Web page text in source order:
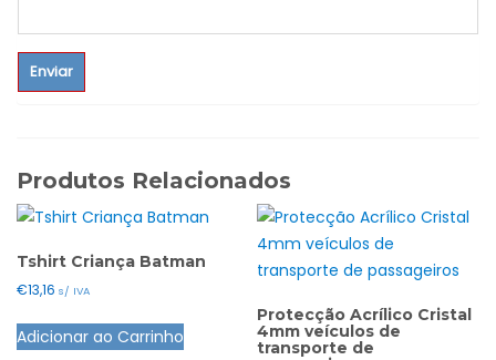
Produtos Relacionados
Tshirt Criança Batman
€13,16 s/ IVA
Adicionar ao Carrinho
This
product
Protecção Acrílico Cristal
4mm veículos de
transporte de